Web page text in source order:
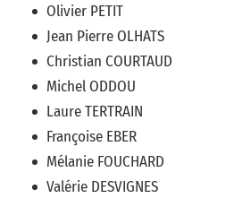
Olivier PETIT
Jean Pierre OLHATS
Christian COURTAUD
Michel ODDOU
Laure TERTRAIN
Françoise EBER
Mélanie FOUCHARD
Valérie DESVIGNES